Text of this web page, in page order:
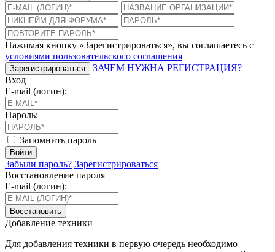
Нажимая кнопку «Зарегистрироваться», вы соглашаетесь с
условиями пользовательского соглашения
Зарегистрироваться
ЗАЧЕМ НУЖНА РЕГИСТРАЦИЯ?
Вход
E-mail (логин):
Пароль:
Запомнить пароль
Войти
Забыли пароль? Зарегистрироваться
Восстановление пароля
E-mail (логин):
Восстановить
Добавление техники
Для добавления техники в первую очередь необходимо